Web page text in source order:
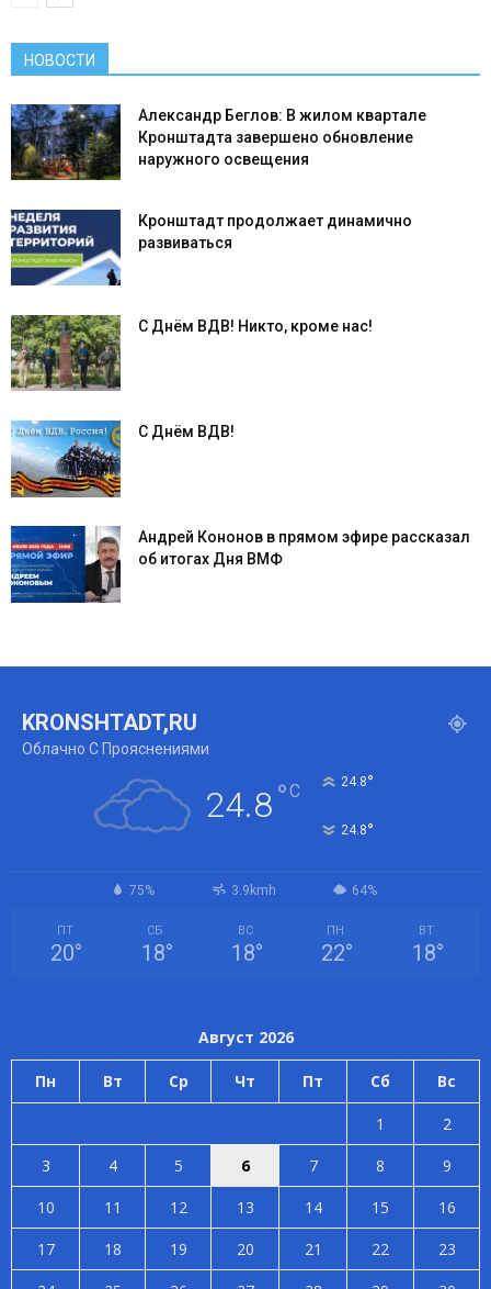
НОВОСТИ
Александр Беглов: В жилом квартале
Кронштадта завершено обновление
наружного освещения
Кронштадт продолжает динамично
развиваться
С Днём ВДВ! Никто, кроме нас!
С Днём ВДВ!
Андрей Кононов в прямом эфире рассказал
об итогах Дня ВМФ
KRONSHTADT,RU
Облачно С Прояснениями
24.8°C 24.8°
24.8°
75% 3.9kmh 64%
ПТ
20°
СБ
18°
ВС
18°
ПН
22°
ВТ
18°
Август 2026
Пн Вт Ср Чт Пт Сб Вс
1
2
3
4 5 6 7 8
9
10
11 12 13 14 15
16
17
18 19 20 21 22
23